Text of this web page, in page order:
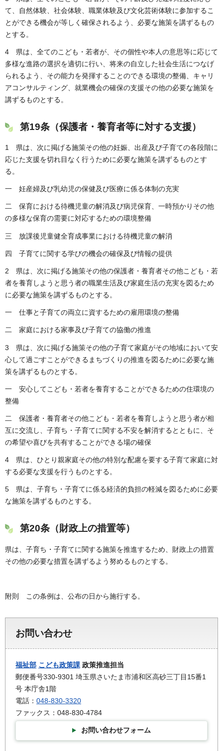
て、自然体験、社会体験、職業体験及び文化芸術体験に参加するこ
とができる機会が等しく確保されるよう、必要な施策を講ずるもの
とする。
4 県は、全てのこども・若者が、その個性や本人の意思等に応じて
多様な進路の選択を適切に行い、将来の自立した社会生活につなげ
られるよう、その能力を発揮することのできる環境の整備、キャリ
アコンサルティング、就業機会の確保の支援その他の必要な施策を
講ずるものとする。
第19条（保護者・養育者等に対する支援）
1 県は、次に掲げる施策その他の妊娠、出産及び子育ての各段階に
応じた支援を切れ目なく行うために必要な施策を講ずるものとす
る。
一 妊産婦及び乳幼児の保健及び医療に係る体制の充実
二 保育における待機児童の解消及び病児保育、一時預かりその他
の多様な保育の需要に対応するための環境整備
三 放課後児童健全育成事業における待機児童の解消
四 子育てに関する学びの機会の確保及び情報の提供
2 県は、次に掲げる施策その他の保護者・養育者その他こども・若
者を養育しようと思う者の職業生活及び家庭生活の充実を図るため
に必要な施策を講ずるものとする。
一 仕事と子育ての両立に資するための雇用環境の整備
二 家庭における家事及び子育ての協働の推進
3 県は、次に掲げる施策その他の子育て家庭がその地域において安
心して過ごすことができるまちづくりの推進を図るために必要な施
策を講ずるものとする。
一 安心してこども・若者を養育することができるための住環境の
整備
二 保護者・養育者その他こども・若者を養育しようと思う者が相
互に交流し、子育ち・子育てに関する不安を解消するとともに、そ
の希望や喜びを共有することができる場の確保
4 県は、ひとり親家庭その他の特別な配慮を要する子育て家庭に対
する必要な支援を行うものとする。
5 県は、子育ち・子育てに係る経済的負担の軽減を図るために必要
な施策を講ずるものとする。
第20条（財政上の措置等）
県は、子育ち・子育てに関する施策を推進するため、財政上の措置
その他の必要な措置を講ずるよう努めるものとする。
附則 この条例は、公布の日から施行する。
お問い合わせ
福祉部 こども政策課 政策推進担当
郵便番号330-9301 埼玉県さいたま市浦和区高砂三丁目15番1
号 本庁舎1階
電話： 048-830-3320
ファックス：048-830-4784
お問い合わせフォーム